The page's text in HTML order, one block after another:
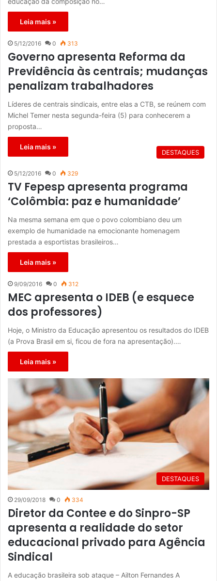
Leia mais »
5/12/2016 0 313
Governo apresenta Reforma da
Previdência às centrais; mudanças
penalizam trabalhadores
Líderes de centrais sindicais, entre elas a CTB, se reúnem com
Michel Temer nesta segunda-feira (5) para conhecerem a
proposta…
Leia mais »
DESTAQUES
5/12/2016 0 329
TV Fepesp apresenta programa
‘Colômbia: paz e humanidade’
Na mesma semana em que o povo colombiano deu um
exemplo de humanidade na emocionante homenagem
prestada a esportistas brasileiros…
Leia mais »
9/09/2016 0 312
MEC apresenta o IDEB (e esquece
dos professores)
Hoje, o Ministro da Educação apresentou os resultados do IDEB
(a Prova Brasil em si, ficou de fora na apresentação).…
Leia mais »
DESTAQUES
29/09/2018 0 334
Diretor da Contee e do Sinpro-SP
apresenta a realidade do setor
educacional privado para Agência
Sindical
A educação brasileira sob ataque – Ailton Fernandes A